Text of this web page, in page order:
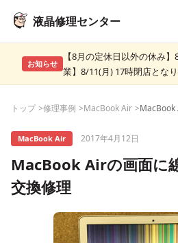
液晶修理センター
お知らせ
【8月の定休日以外の休み
業】8/11(月) 17時閉店となり
トップ 修理事例 MacBook Air
MacBook Air 2017年4月12日
MacBook Airの画面に
交換修理